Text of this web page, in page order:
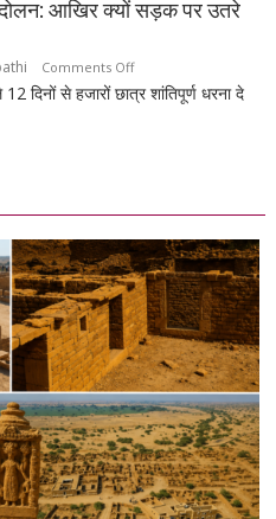
प्रबुद्धजन
आखिर क्यों सड़क पर उतरे
Comments Offon
झारखंड
आंदोलन:
आखिर
क्यों
सड़क
पर
उतरे
युवा,
क्या
हैं
उनकी
मांगें?
दिनों से हजारों छात्र शांतिपूर्ण धरना दे